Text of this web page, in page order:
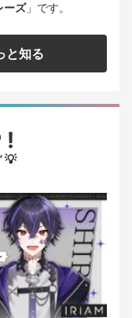
ーズ」です。
と知る
!
💡